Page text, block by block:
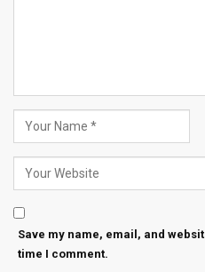
Save my name, email, and
time I comment.